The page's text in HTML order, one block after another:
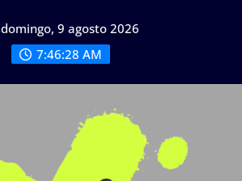
domingo, 9 agosto 2026
7:46:28 AM